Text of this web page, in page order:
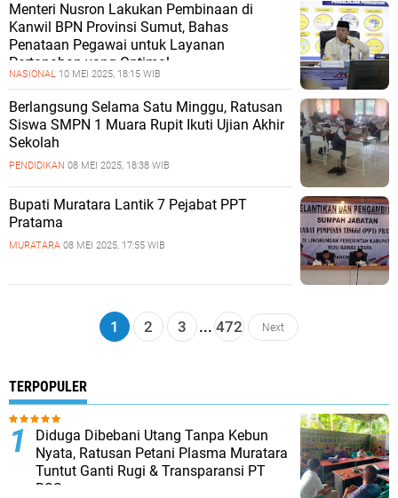
Menteri Nusron Lakukan Pembinaan di
Kanwil BPN Provinsi Sumut, Bahas
Penataan Pegawai untuk Layanan
Pertanahan yang Optimal
NASIONAL 10 MEI 2025, 18:15 WIB
Berlangsung Selama Satu Minggu, Ratusan
Siswa SMPN 1 Muara Rupit Ikuti Ujian Akhir
Sekolah
PENDIDIKAN 08 MEI 2025, 18:38 WIB
Bupati Muratara Lantik 7 Pejabat PPT
Pratama
MURATARA 08 MEI 2025, 17:55 WIB
1 2 3 ... 472 Next
TERPOPULER
Diduga Dibebani Utang Tanpa Kebun
Nyata, Ratusan Petani Plasma Muratara
Tuntut Ganti Rugi & Transparansi PT
BSS